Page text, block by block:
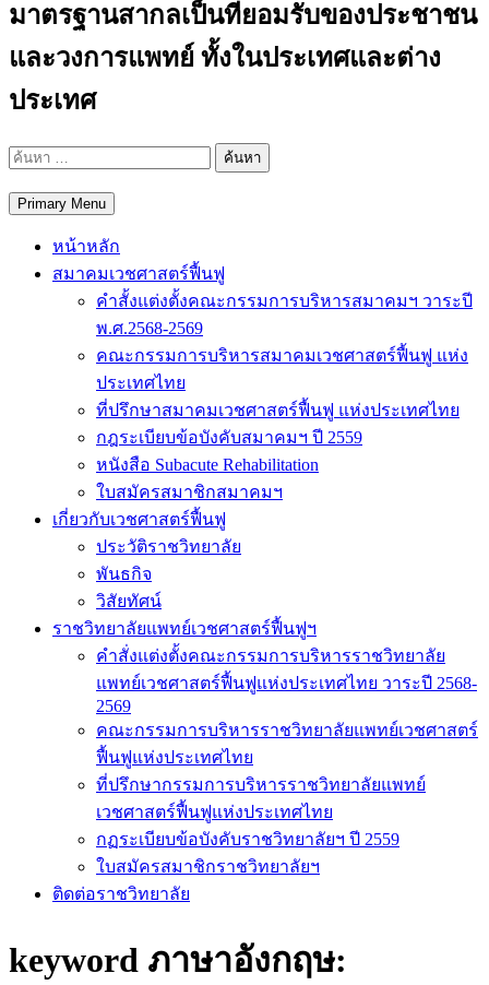
มาตรฐานสากลเป็นที่ยอมรับของประชาชน
และวงการแพทย์ ทั้งในประเทศและต่าง
ประเทศ
ค้นหา
Primary Menu
หน้าหลัก
สมาคมเวชศาสตร์ฟื้นฟู
คำสั้งแต่งตั้งคณะกรรมการบริหารสมาคมฯ วาระปี
พ.ศ.2568-2569
คณะกรรมการบริหารสมาคมเวชศาสตร์ฟื้นฟู แห่ง
ประเทศไทย
ที่ปรึกษาสมาคมเวชศาสตร์ฟื้นฟู แห่งประเทศไทย
กฎระเบียบข้อบังคับสมาคมฯ ปี 2559
หนังสือ Subacute Rehabilitation
ใบสมัครสมาชิกสมาคมฯ
เกี่ยวกับเวชศาสตร์ฟื้นฟู
ประวัติราชวิทยาลัย
พันธกิจ
วิสัยทัศน์
ราชวิทยาลัยแพทย์เวชศาสตร์ฟื้นฟูฯ
คำสั่งแต่งตั้งคณะกรรมการบริหารราชวิทยาลัย
แพทย์เวชศาสตร์ฟื้นฟูแห่งประเทศไทย วาระปี 2568-
2569
คณะกรรมการบริหารราชวิทยาลัยแพทย์เวชศาสตร์
ฟื้นฟูแห่งประเทศไทย
ที่ปรึกษากรรมการบริหารราชวิทยาลัยแพทย์
เวชศาสตร์ฟื้นฟูแห่งประเทศไทย
กฏระเบียบข้อบังคับราชวิทยาลัยฯ ปี 2559
ใบสมัครสมาชิกราชวิทยาลัยฯ
ติดต่อราชวิทยาลัย
keyword ภาษาอังกฤษ: